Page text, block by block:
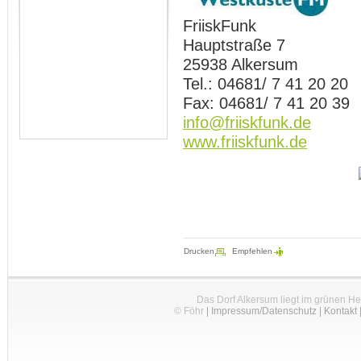
FriiskFunk
Hauptstraße 7
25938 Alkersum
Tel.: 04681/ 7 41 20 20
Fax: 04681/ 7 41 20 39
info@friiskfunk.de
www.friiskfunk.de
Drucken Empfehlen
Das Dorf Alkersum liegt im grünen
© Föhr| Impressum/Datenschutz| Kontakt